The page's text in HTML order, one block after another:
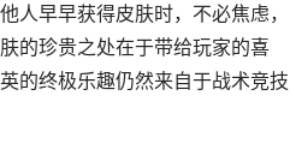
人早早获得皮肤时，不必焦虑，
的珍贵之处在于带给玩家的喜
的终极乐趣仍然来自于战术竞技